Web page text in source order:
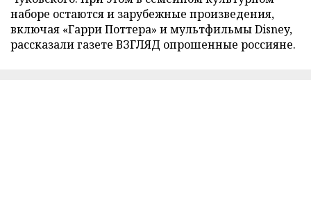
наборе остаются и зарубежные произведения,
включая «Гарри Поттера» и мультфильмы Disney,
рассказали газете ВЗГЛЯД опрошенные россияне.